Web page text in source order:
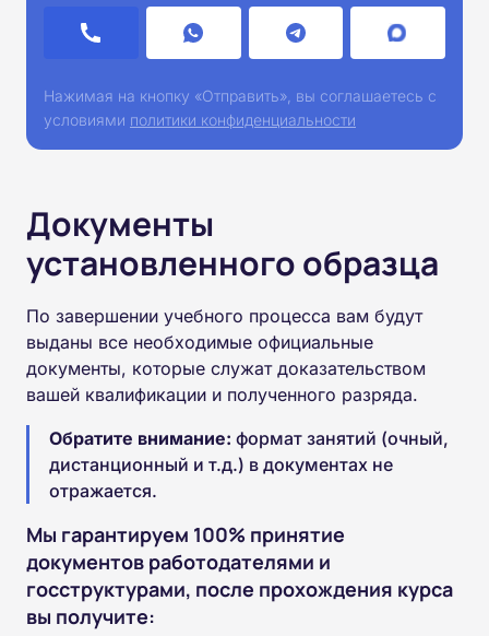
Нажимая на кнопку «Отправить», вы соглашаетесь с
условиями политики конфиденциальности
Документы
установленного образца
По завершении учебного процесса вам будут
выданы все необходимые официальные
документы, которые служат доказательством
вашей квалификации и полученного разряда.
Обратите внимание: формат занятий (очный,
дистанционный и т.д.) в документах не
отражается.
Мы гарантируем 100% принятие
документов работодателями и
госструктурами, после прохождения курса
вы получите: